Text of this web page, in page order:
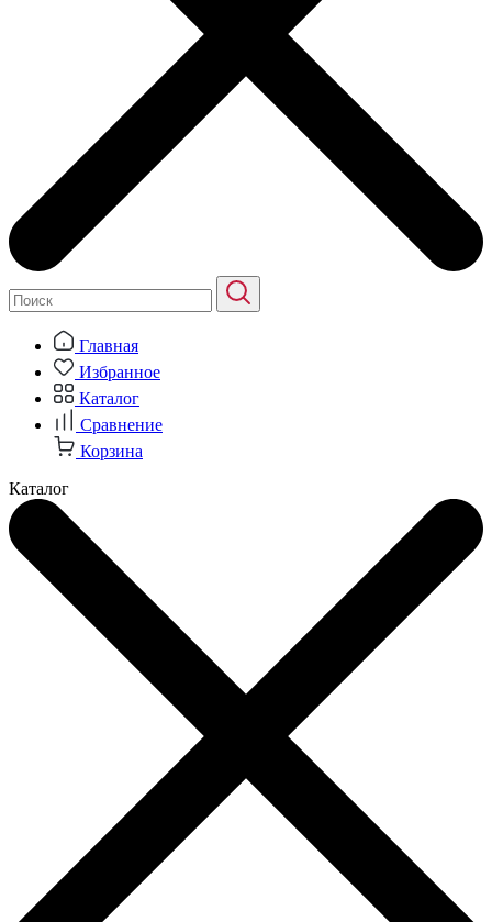
Главная
Избранное
Каталог
Сравнение
Корзина
Каталог